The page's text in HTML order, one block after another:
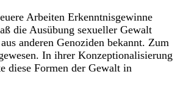
Arbeiten Erkenntnisgewinne
die Ausübung sexueller Gewalt
anderen Genoziden bekannt. Zum
In ihrer Konzeptionalisierung
diese Formen der Gewalt in